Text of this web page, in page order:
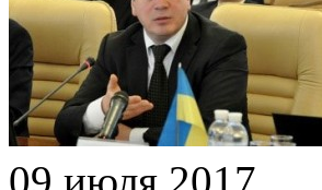
09 июля 2017